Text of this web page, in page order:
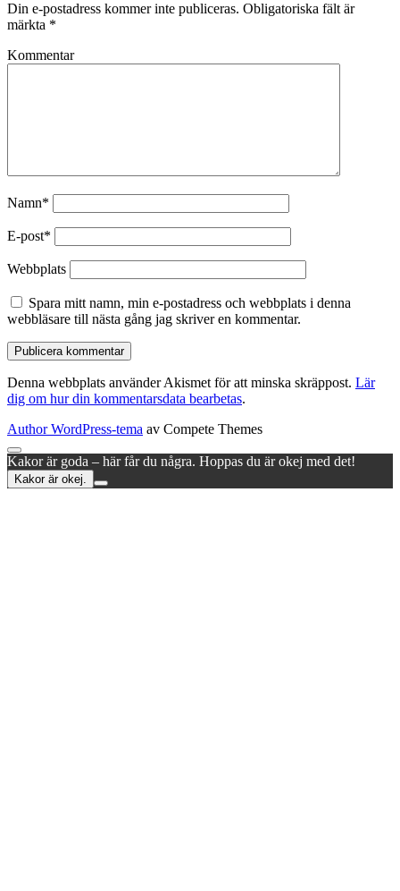
Din e-postadress kommer inte publiceras. Obligatoriska fält är
märkta *
Kommentar
Namn*
E-post*
Webbplats
Spara mitt namn, min e-postadress och webbplats i denna
webbläsare till nästa gång jag skriver en kommentar.
Denna webbplats använder Akismet för att minska skräppost. Lär
dig om hur din kommentarsdata bearbetas.
Author WordPress-tema av Compete Themes
Rulla
till
toppen
Kakor är goda – här får du några. Hoppas du är okej med det!
Kakor är okej.